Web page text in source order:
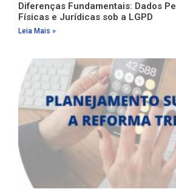
Diferenças Fundamentais: Dados
Físicas e Jurídicas sob a LGPD
Leia Mais »